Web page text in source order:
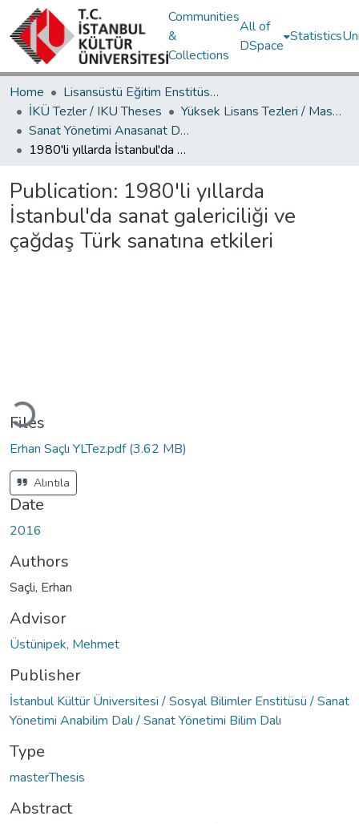
Communities
&
Collections
All of
DSpace
Statistics
Home
Lisansüstü Eğitim Enstitüsü / Postgraduate Education Institute
İKÜ Tezler / IKU Theses
Yüksek Lisans Tezleri / Master's Theses
Sanat Yönetimi Anasanat Dalı / Department of Arts Management
1980'li yıllarda İstanbul'da sanat galericiliği ve çağdaş Türk sanatına etkileri
Publication: 1980'li yıllarda
İstanbul'da sanat galericiliği ve
çağdaş Türk sanatına etkileri
Loading...
Files
Erhan Saçlı YLTez.pdf(3.62 MB)
Alıntıla
Date
2016
Authors
Saçli, Erhan
Advisor
Üstünipek, Mehmet
Publisher
İstanbul Kültür Üniversitesi / Sosyal Bilimler Enstitüsü / Sanat
Yönetimi Anabilim Dalı / Sanat Yönetimi Bilim Dalı
Type
masterThesis
Abstract